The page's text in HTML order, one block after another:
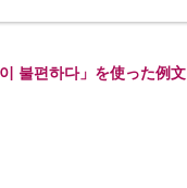
불편하다」を使った例文